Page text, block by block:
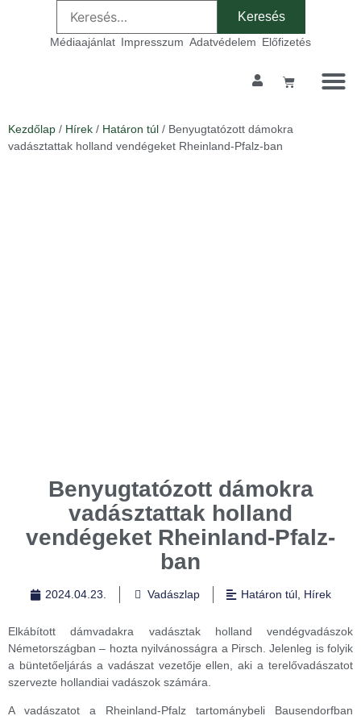
Médiaajánlat Impresszum Adatvédelem Előfizetés
Kezdőlap / Hírek / Határon túl / Benyugtatózott dámokra
vadásztattak holland vendégeket Rheinland-Pfalz-ban
Benyugtatózott dámokra
vadásztattak holland
vendégeket Rheinland-Pfalz-
ban
2024.04.23. Vadászlap Határon túl Hírek
Elkábított dámvadakra vadásztak holland vendégvadászok
Németországban – hozta nyilvánosságra a Pirsch. Jelenleg is folyik
a büntetőeljárás a vadászat vezetője ellen, aki a terelővadászatot
szervezte hollandiai vadászok számára.
A vadászatot a Rheinland-Pfalz tartománybeli Bausendorfban